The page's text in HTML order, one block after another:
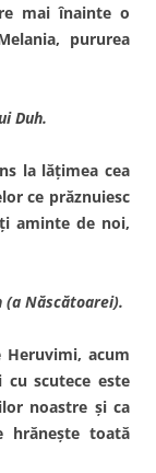
mai înainte o
pururea
Duh.
la lăţimea cea
ce prăznuiesc
aminte de noi,
(a Născătoarei).
acum
cu scutece este
noastre şi ca
hrăneşte toată